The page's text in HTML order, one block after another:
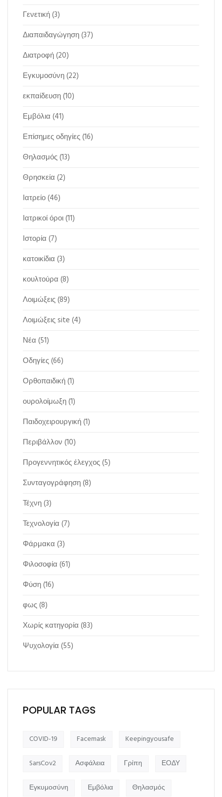
Γενετική(3)
Διαπαιδαγώγηση(37)
Διατροφή(20)
Εγκυμοσύνη(22)
εκπαίδευση(10)
Εμβόλια (41)
Επίσημες οδηγίες(16)
Θηλασμός(13)
Θρησκεία (2)
Ιατρείο(46)
Ιατρικοί όροι(11)
Ιστορία (7)
κατοικίδια (3)
κουλτούρα (8)
Λοιμώξεις(89)
Λοιμώξεις site (4)
Νέα (51)
Οδηγίες(66)
Ορθοπαιδική(1)
ουρολοίμωξη(1)
Παιδοχειρουργική(1)
Περιβάλλον (10)
Προγεννητικός έλεγχος(5)
Συνταγογράφηση(8)
Τέχνη(3)
Τεχνολογία (7)
Φάρμακα (3)
Φιλοσοφία (61)
Φύση(16)
φως(8)
Χωρίς κατηγορία (83)
Ψυχολογία (55)
POPULAR TAGS
COVID-19 Facemask Keepingyousafe
SarsCov2 Ασφάλεια Γρίπη ΕΟΔΥ
Εγκυμοσύνη Εμβόλια Θηλασμός